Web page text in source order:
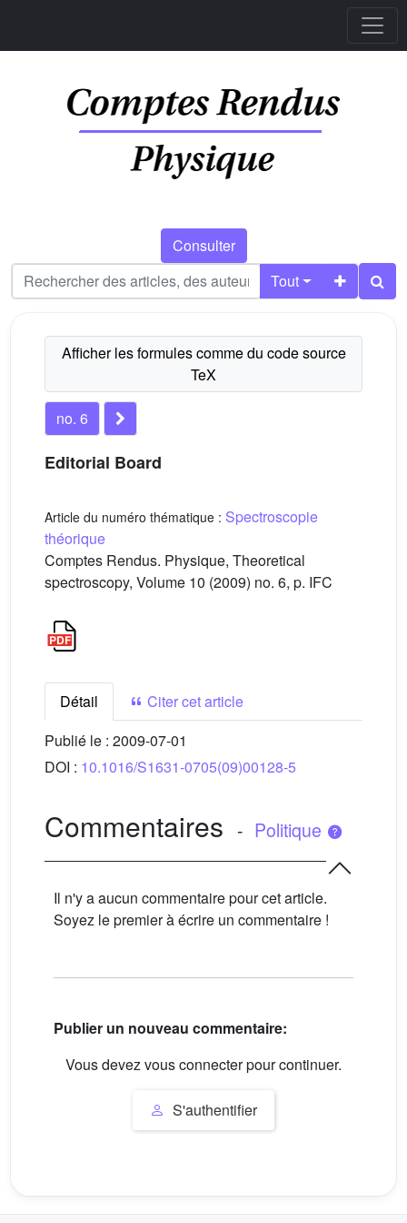
Consulter
Tout
no. 6
Editorial Board
Article du numéro thématique : Spectroscopie
théorique
Comptes Rendus. Physique, Theoretical
spectroscopy, Volume 10 (2009) no. 6, p. IFC
Détail
Citer cet article
Publié le : 2009-07-01
DOI : 10.1016/S1631-0705(09)00128-5
Commentaires - Politique
Il n'y a aucun commentaire pour cet article.
Soyez le premier à écrire un commentaire !
Publier un nouveau commentaire:
Vous devez vous connecter pour continuer.
S'authentifier